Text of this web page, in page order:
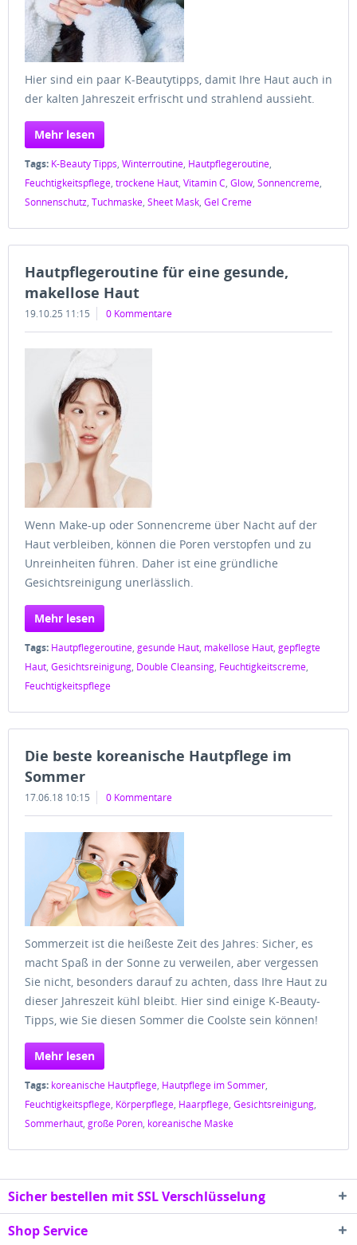
Hier sind ein paar K-Beautytipps, damit Ihre Haut auch in
der kalten Jahreszeit erfrischt und strahlend aussieht.
Mehr lesen
Tags: K-Beauty Tipps, Winterroutine, Hautpflegeroutine,
Feuchtigkeitspflege, trockene Haut, Vitamin C, Glow, Sonnencreme,
Sonnenschutz, Tuchmaske, Sheet Mask, Gel Creme
Hautpflegeroutine für eine gesunde,
makellose Haut
19.10.25 11:15 0 Kommentare
Wenn Make-up oder Sonnencreme über Nacht auf der
Haut verbleiben, können die Poren verstopfen und zu
Unreinheiten führen. Daher ist eine gründliche
Gesichtsreinigung unerlässlich.
Mehr lesen
Tags: Hautpflegeroutine, gesunde Haut, makellose Haut, gepflegte
Haut, Gesichtsreinigung, Double Cleansing, Feuchtigkeitscreme,
Feuchtigkeitspflege
Die beste koreanische Hautpflege im
Sommer
17.06.18 10:15 0 Kommentare
Sommerzeit ist die heißeste Zeit des Jahres: Sicher, es
macht Spaß in der Sonne zu verweilen, aber vergessen
Sie nicht, besonders darauf zu achten, dass Ihre Haut zu
dieser Jahreszeit kühl bleibt. Hier sind einige K-Beauty-
Tipps, wie Sie diesen Sommer die Coolste sein können!
Mehr lesen
Tags: koreanische Hautpflege, Hautpflege im Sommer,
Feuchtigkeitspflege, Körperpflege, Haarpflege, Gesichtsreinigung,
Sommerhaut, große Poren, koreanische Maske
Sicher bestellen mit SSL Verschlüsselung
Shop Service